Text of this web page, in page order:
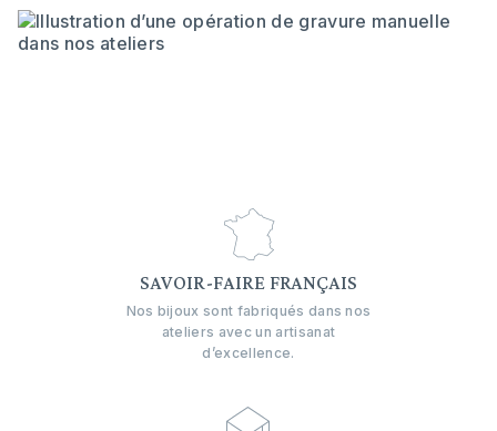
SAVOIR-FAIRE FRANÇAIS
Nos bijoux sont fabriqués dans nos
ateliers avec un artisanat
d’excellence.